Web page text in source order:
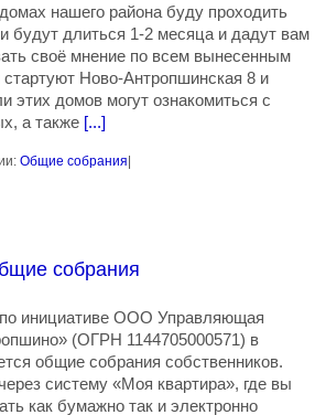
нашего района буду проходить
будут длиться 1-2 месяца и дадут вам
своё мнение по всем вынесенным
Ново-Антропшинская 8 и
этих домов могут ознакомиться с
а также [...]
Общие собрания|
собрания
инициативе ООО Управляющая
(ОГРН 1144705000571) в
общие собрания собственников.
систему «Моя квартира», где вы
как бумажно так и электронно